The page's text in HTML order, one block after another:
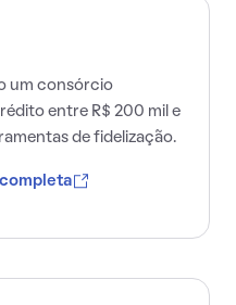
um consórcio
entre R$ 200 mil e
de fidelização.